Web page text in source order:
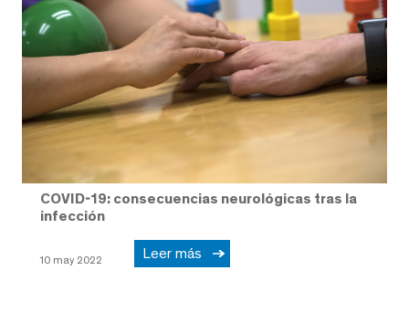
COVID-19: consecuencias neurológicas tras la
infección
10 may 2022 Leer más